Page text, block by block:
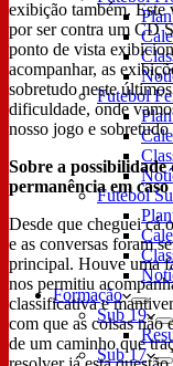
Futebol
Futebol
Formação
Sub 19
Sub 17
exibição também.
por ser contra um CD
ponto de vista
acompanhar, as
sobretudo neste
dificuldade, onde
nosso jogo e
Sobre a
permanência em
Desde que cheguei cá
e as conversas foram
principal. Houve uma
nos permitiu
classificativa e
com que as coisas não
de um caminho que